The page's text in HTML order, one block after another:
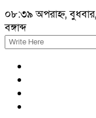
০৮:৩৯ অপরাহ্ন,
বঙ্গাব্দ